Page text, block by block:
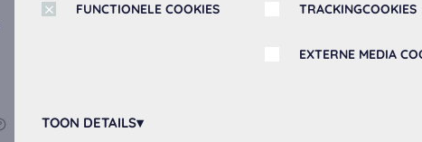
FUNCTIONELE COOKIES TRACKINGCOOKIES
EXTERNE MEDIA
TOON DETAILS